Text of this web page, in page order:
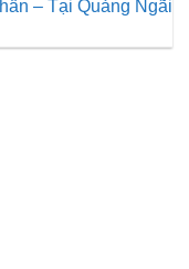
– Tại Quảng Ngãi